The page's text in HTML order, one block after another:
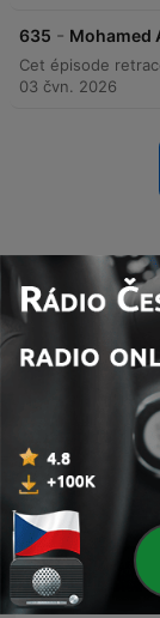
635 - Mohamed
03 čvn. 2026
Více
kultura
Čestmír